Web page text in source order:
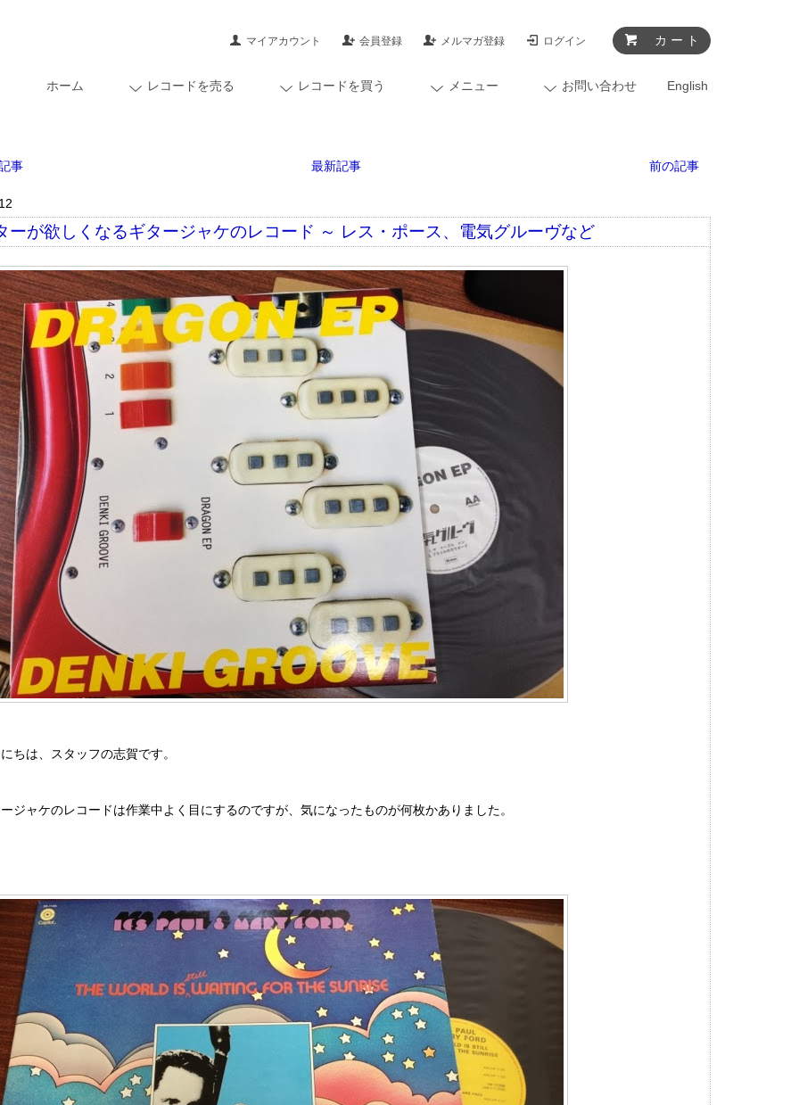
カ ー ト
マイアカウント 会員登録 メルマガ登録 ログイン
ホーム レコードを売る レコードを買う メニュー お問い合わせ English
事 最新記事 前の記事
ーが欲しくなるギタージャケのレコード ～ レス・ポース、電気グルーヴなど
ちは、スタッフの志賀です。
ジャケのレコードは作業中よく目にするのですが、気になったものが何枚かありました。